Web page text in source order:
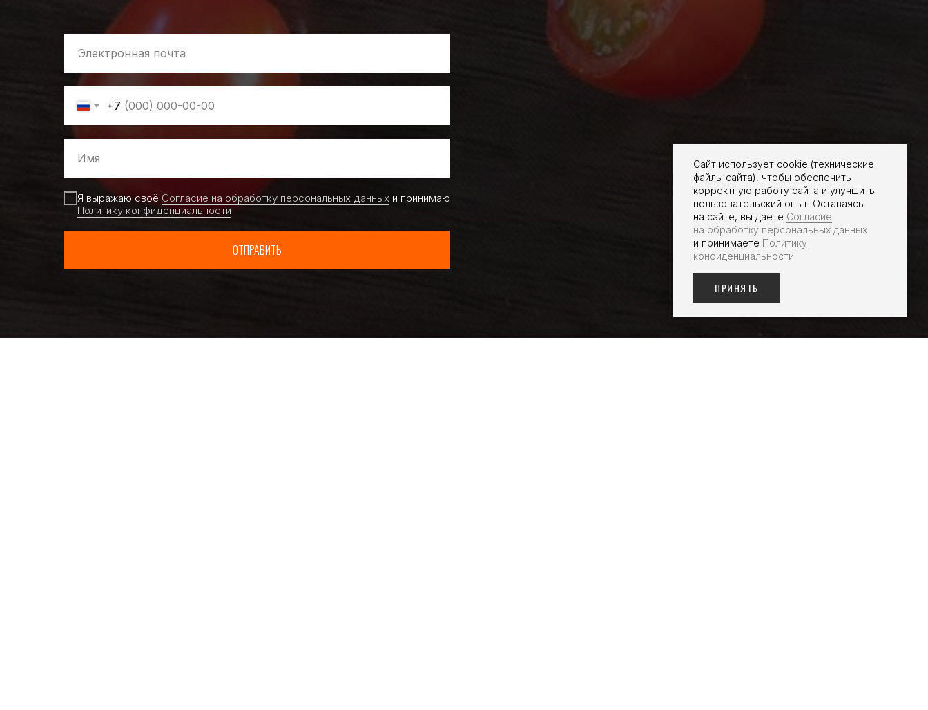
+7
Я выражаю своё Согласие на обработку персональных данных и принимаю
Политику конфиденциальности
ОТПРАВИТЬ
Сайт использует cookie (технические
файлы сайта), чтобы обеспечить
корректную работу сайта и улучшить
пользовательский опыт. Оставаясь
на сайте, вы даете Согласие
на обработку персональных данных
и принимаете Политику
конфиденциальности.
ПРИНЯТЬ